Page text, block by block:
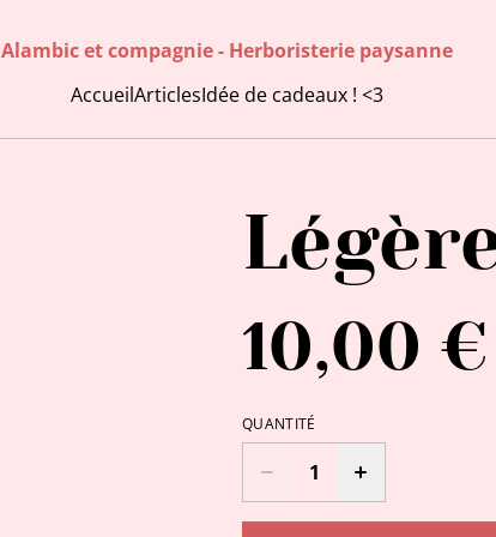
Alambic et compagnie - Herboristerie paysanne
AccueilArticlesIdée de cadeaux ! <3
10,00 €
QUANTITÉ